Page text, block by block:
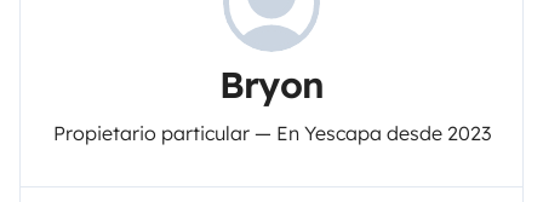
Bryon
Propietario particular — En Yescapa desde 2023